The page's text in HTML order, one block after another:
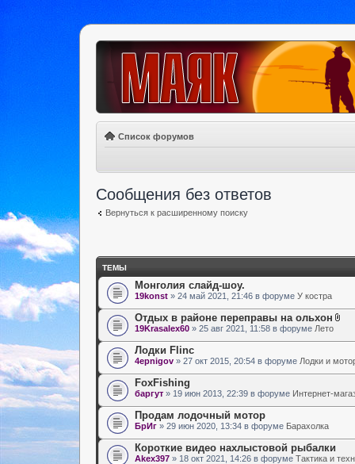
Список форумов
Сообщения без ответов
Вернуться к расширенному поиску
ТЕМЫ
Монголия слайд-шоу.
19konst » 24 май 2021, 21:46 в форуме У костра
Отдых в районе переправы на ольхон
19Krasalex60 » 25 авг 2021, 11:58 в форуме Лето
Лодки Flinc
4epnigov » 27 окт 2015, 20:54 в форуме Лодки и
FoxFishing
баргут » 19 июн 2013, 22:39 в форуме Интернет-
Продам лодочный мотор
БрИг » 29 июн 2020, 13:34 в форуме Барахолка
Короткие видео нахлыстовой рыбалки
Akex397 » 18 окт 2021, 14:26 в форуме Тактика и